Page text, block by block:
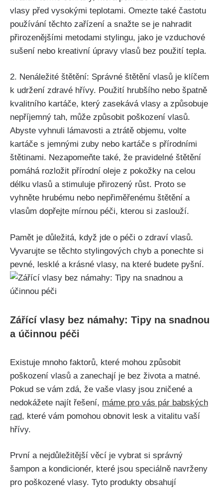
vlasy před vysokými teplotami. Omezte ‍také častotu
používání těchto zařízení a snažte se je ⁢nahradit
přirozenějšími⁢ metodami stylingu, jako je⁢ vzduchové
sušení⁣ nebo kreativní‌ úpravy vlasů bez použití tepla.
2. Nenáležité štětění: Správné štětění vlasů je klíčem
k udržení zdravé hřívy. ⁣Použití hrubšího nebo​ špatně
kvalitního kartáče, který zasekává vlasy a způsobuje‍
nepříjemný tah, může způsobit poškození vlasů.
‍Abyste vyhnuli lámavosti a ztrátě objemu, volte
kartáče s jemnými zuby nebo kartáče s přírodními
štětinami. Nezapomeňte také, ‍že pravidelné štětění
pomáhá rozložit přírodní oleje z ⁢pokožky⁣ na⁤ celou
délku vlasů a stimuluje přirozený růst. Proto ​se
vyhněte hrubému nebo nepřiměřenému štětění a
‌vlasům⁢ dopřejte mírnou péči, kterou‍ si zaslouží.
Pamět⁣ je důležitá, ⁣když jde o péči o zdraví vlasů.
Vyvarujte se těchto stylingových chyb a​ ponechte si
pevné, lesklé a krásné vlasy, na ​které ⁤budete pyšní.
Zářící vlasy bez námahy: Tipy na snadnou
a ‍účinnou péči
Existuje⁢ mnoho faktorů, ​které mohou způsobit‍
poškození vlasů a zanechají je bez života a matné.
Pokud se vám zdá, že vaše vlasy jsou zničené a
nedokážete najít řešení, máme ‌pro vás pár babských
rad, které vám pomohou obnovit⁣ lesk a ⁢vitalitu vaší
hřívy.
První ⁤a nejdůležitější věcí⁣ je vybrat si správný
⁣šampon a kondicionér, ​které jsou speciálně navrženy
pro poškozené vlasy. Tyto produkty​ obsahují